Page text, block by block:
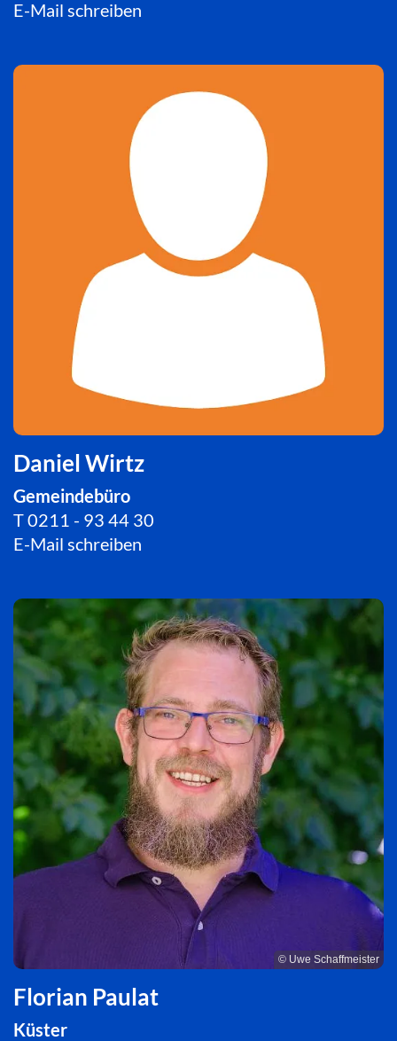
E-Mail schreiben
Daniel Wirtz
Gemeindebüro
T0211 - 93 44 30
E-Mail schreiben
© Uwe Schaffmeister
Florian Paulat
Küster